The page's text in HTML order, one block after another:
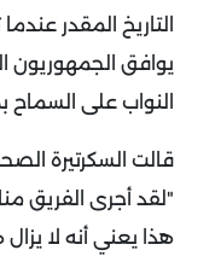
التاريخ المقدر
يوافق
النواب على السماح
قالت السكرتيرة
"لقد أجرى الفريق
هذا يعني أنه لا